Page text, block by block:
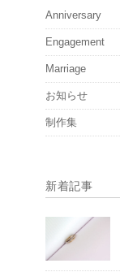
Anniversary
Engagement
Marriage
お知らせ
制作集
新着記事